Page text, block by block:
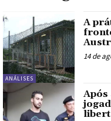
ANÁLISES
A
14 de